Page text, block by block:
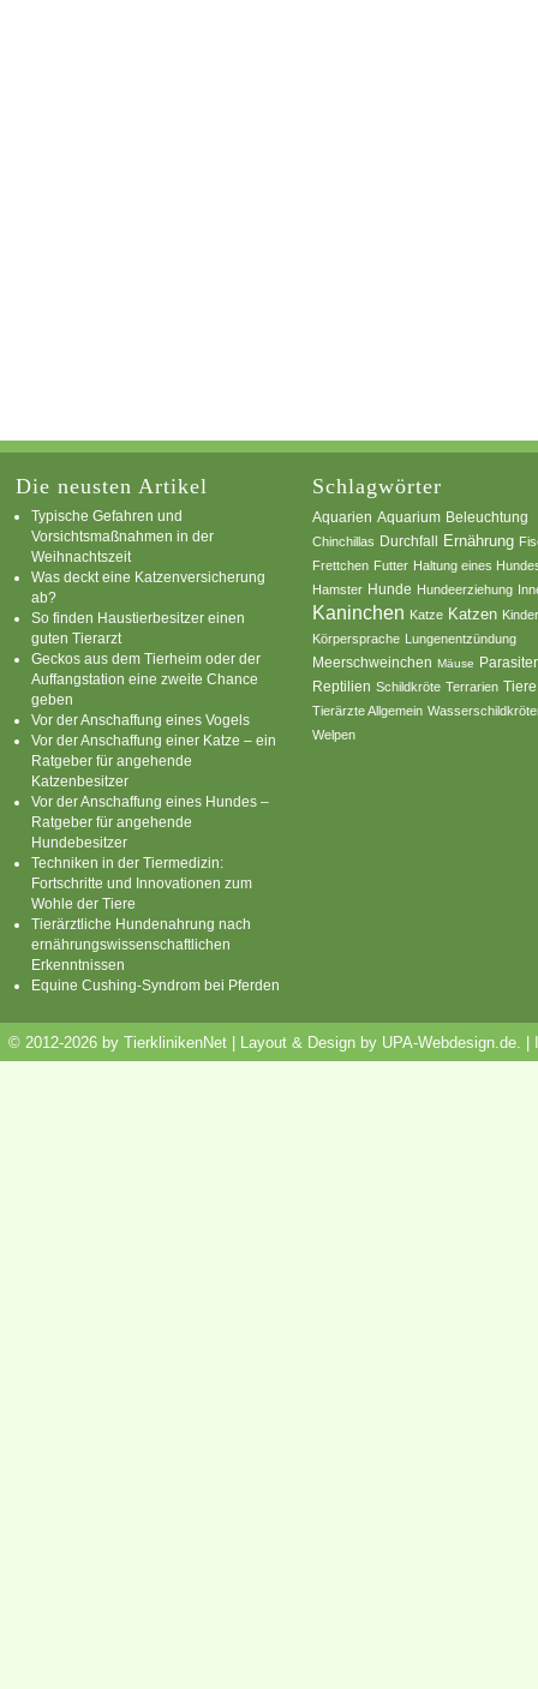
Die neusten Artikel
Typische Gefahren und
Vorsichtsmaßnahmen in der
Weihnachtszeit
Was deckt eine Katzenversicherung
ab?
So finden Haustierbesitzer einen
guten Tierarzt
Geckos aus dem Tierheim oder der
Auffangstation eine zweite Chance
geben
Vor der Anschaffung eines Vogels
Vor der Anschaffung einer Katze – ein
Ratgeber für angehende
Katzenbesitzer
Vor der Anschaffung eines Hundes –
Ratgeber für angehende
Hundebesitzer
Techniken in der Tiermedizin:
Fortschritte und Innovationen zum
Wohle der Tiere
Tierärztliche Hundenahrung nach
ernährungswissenschaftlichen
Erkenntnissen
Equine Cushing-Syndrom bei Pferden
Schlagwörter
Aquarien Aquarium Beleuchtung
Chinchillas Durchfall Ernährung
Frettchen Futter Haltung eines
Hamster Hunde Hundeerziehung
Kaninchen Katze Katzen
Körpersprache Lungenentzündung
Meerschweinchen Mäuse
Reptilien Schildkröte Terrarien Tiere
Tierärzte Allgemein
Welpen
© 2012-2026 by TierklinikenNet | Layout & Design by UPA-Webdesign.de. |